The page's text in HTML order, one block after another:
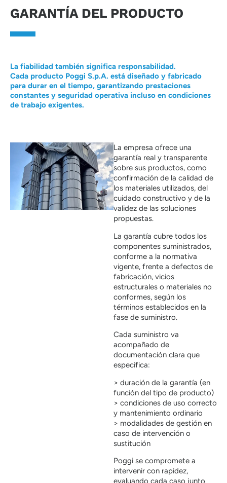
GARANTÍA DEL PRODUCTO
La fiabilidad también significa responsabilidad.
Cada producto Poggi S.p.A. está diseñado y fabricado
para durar en el tiempo, garantizando prestaciones
constantes y seguridad operativa incluso en condiciones
de trabajo exigentes.
La empresa ofrece una
garantía real y transparente
sobre sus productos, como
confirmación de la calidad de
los materiales utilizados, del
cuidado constructivo y de la
validez de las soluciones
propuestas.
La garantía cubre todos los
componentes suministrados,
conforme a la normativa
vigente, frente a defectos de
fabricación, vicios
estructurales o materiales no
conformes, según los
términos establecidos en la
fase de suministro.
Cada suministro va
acompañado de
documentación clara que
especifica:
> duración de la garantía (en
función del tipo de producto)
> condiciones de uso correcto
y mantenimiento ordinario
> modalidades de gestión en
caso de intervención o
sustitución
Poggi se compromete a
intervenir con rapidez,
evaluando cada caso junto